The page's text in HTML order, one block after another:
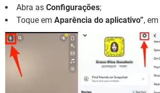
Abra as Configurações;
Toque em Aparência do aplicativo”, em